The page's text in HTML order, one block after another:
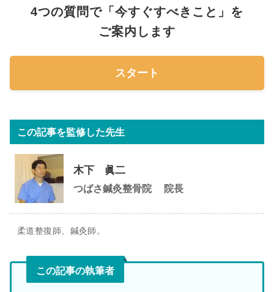
4つの質問で「今すぐすべきこと」を
ご案内します
スタート
この記事を監修した先生
木下 眞二
つばさ鍼灸整骨院
院長
柔道整復師、鍼灸師。
この記事の執筆者